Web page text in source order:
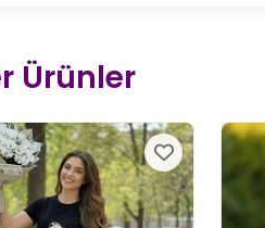
Ürünler